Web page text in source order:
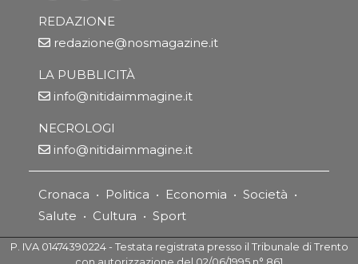
REDAZIONE
redazione@nosmagazine.it
LA PUBBLICITÀ
info@nitidaimmagine.it
NECROLOGI
info@nitidaimmagine.it
Cronaca • Politica • Economia • Società •
Salute • Cultura • Sport
P. IVA 01474390224 - Testata registrata presso il Tribunale di Trento